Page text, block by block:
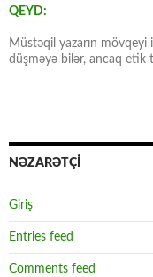
QEYD:
Müstəqil yazarın mövqeyi
düşməyə bilər, ancaq etik
NƏZARƏTÇİ
Giriş
Entries feed
Comments feed